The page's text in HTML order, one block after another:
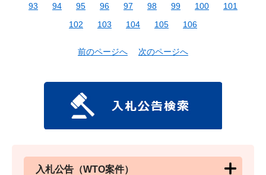
93
94 95 96 97 98 99 100
101
102
103 104 105 106
前のページへ 次のページへ
入札公告（WTO案件）